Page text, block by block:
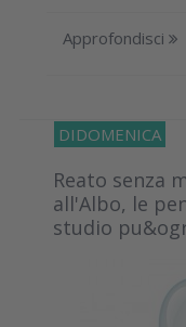
Approfondisci
DIDOMENICA
Reato senza
all'Albo, le
studio